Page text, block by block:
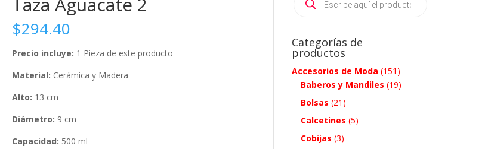
$294.40
Precio incluye: 1 Pieza de este producto
Material: Cerámica y Madera
Alto: 13 cm
Diámetro: 9 cm
Capacidad: 500 ml
search
Categorías de
productos
Accesorios de Moda (151)
Baberos y Mandiles (19)
Bolsas (21)
Calcetines (5)
Cobijas (3)